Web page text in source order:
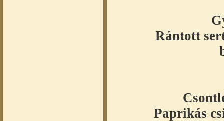
Rántott
Paprikás